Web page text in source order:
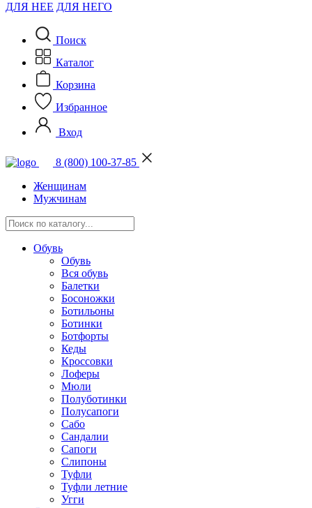
ДЛЯ НЕЕ ДЛЯ НЕГО
Поиск
Каталог
Корзина
Избранное
Вход
8 (800) 100-37-85
Женщинам
Мужчинам
Обувь
Обувь
Вся обувь
Балетки
Босоножки
Ботильоны
Ботинки
Ботфорты
Кеды
Кроссовки
Лоферы
Мюли
Полуботинки
Полусапоги
Сабо
Сандалии
Сапоги
Слипоны
Туфли
Туфли летние
Угги